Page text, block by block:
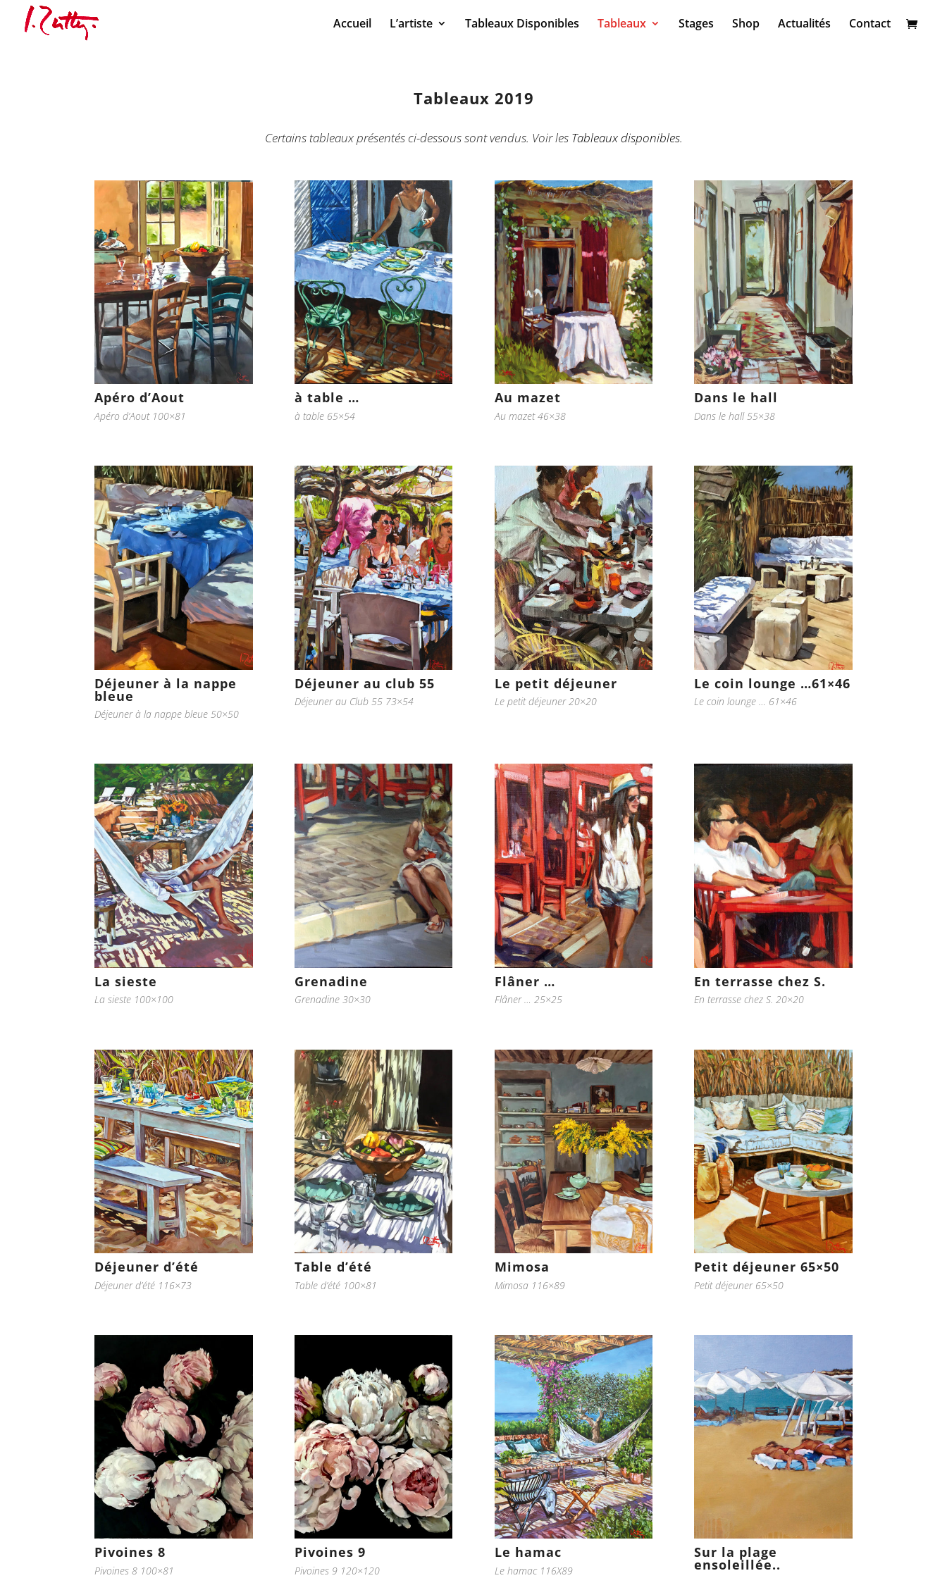
Accueil L’artiste Tableaux Disponibles Tableaux Stages Shop Actualités Contact
Tableaux 2019
Certains tableaux présentés ci-dessous sont vendus. Voir les Tableaux disponibles.
Apéro d’Aout
Apéro d’Aout 100×81
à table …
à table 65×54
Au mazet
Au mazet 46×38
Dans le hall
Dans le hall 55×38
Déjeuner à la nappe
bleue
Déjeuner à la nappe bleue 50×50
Déjeuner au club 55
Déjeuner au Club 55 73×54
Le petit déjeuner
Le petit déjeuner 20×20
Le coin lounge …61×46
Le coin lounge … 61×46
La sieste
La sieste 100×100
Grenadine
Grenadine 30×30
Flâner …
Flâner … 25×25
En terrasse chez S.
En terrasse chez S. 20×20
Déjeuner d’été
Déjeuner d’été 116×73
Table d’été
Table d’été 100×81
Mimosa
Mimosa 116×89
Petit déjeuner 65×50
Petit déjeuner 65×50
Pivoines 8
Pivoines 8 100×81
Pivoines 9
Pivoines 9 120×120
Le hamac
Le hamac 116X89
Sur la plage
ensoleillée..